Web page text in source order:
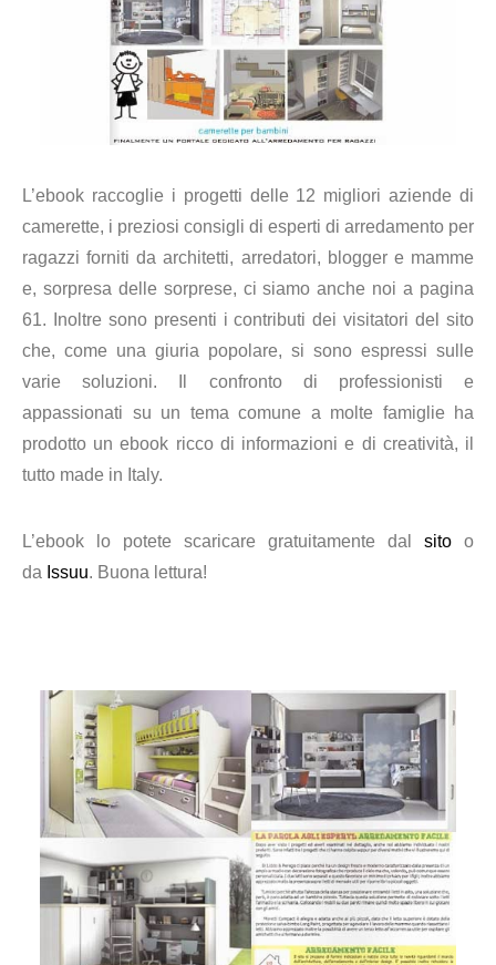
L’ebook raccoglie i progetti delle 12 migliori aziende di
camerette, i preziosi consigli di esperti di arredamento per
ragazzi forniti da architetti, arredatori, blogger e mamme
e, sorpresa delle sorprese, ci siamo anche noi a pagina
61. Inoltre sono presenti i contributi dei visitatori del sito
che, come una giuria popolare, si sono espressi sulle
varie soluzioni. Il confronto di professionisti e
appassionati su un tema comune a molte famiglie ha
prodotto un ebook ricco di informazioni e di creatività, il
tutto made in Italy.
L’ebook lo potete scaricare gratuitamente dal sito o
da Issuu. Buona lettura!